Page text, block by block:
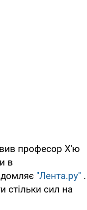
професор Х'ю
в
"Лента.ру" .
стільки сил на